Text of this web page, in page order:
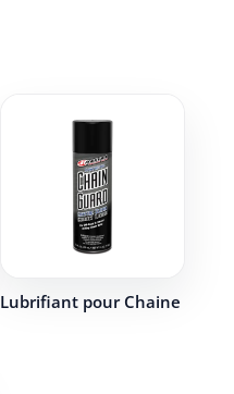
Lubrifiant pour Chaine